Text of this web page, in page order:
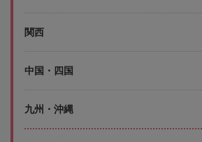
関西
中国・四国
九州・沖縄